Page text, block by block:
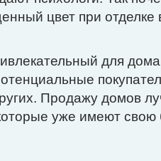
цвет при
для
Продажу домов
уже имеют свою